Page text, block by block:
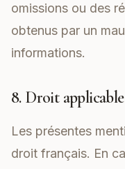
omissions ou des
obtenus par un
informations.
8. Droit applicable
Les présentes
droit français. En